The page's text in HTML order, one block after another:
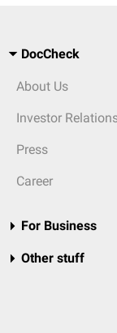
DocCheck
About Us
Investor
Press
Career
For Business
Other stuff